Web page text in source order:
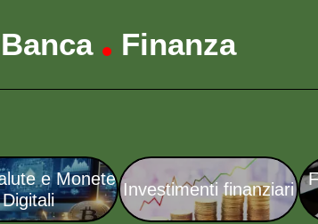
Banca • Finanza
e Monete
Digitali
Investimenti finanziari